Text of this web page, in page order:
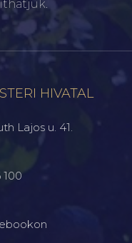
HIVATAL
Lajos u. 41.
100